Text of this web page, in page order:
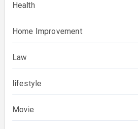
Health
Home Improvement
Law
lifestyle
Movie